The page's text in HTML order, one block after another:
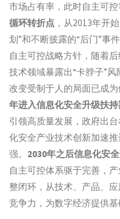
市场占有率，此时自主可控
循环转折点 ，从2013年开
划”和不断披露的“后门”事
自主可控战略方针，随着
技术领域暴露出“卡脖子”
改变受制于人的局面已成为
年进入信息化安全升级扶持
引领高质量发展，政府出
化安全产业技术创新加速
强。 2030年之后信息化安
自主可控体系驱于完善，
整闭环，从技术、产品、
竞争力，为数字经济提供基